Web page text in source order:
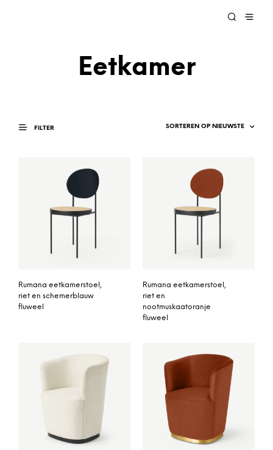
Eetkamer
FILTER
Rumana eetkamerstoel,
riet en schemerblauw
fluweel
Rumana eetkamerstoel,
riet en
nootmuskaatoranje
fluweel